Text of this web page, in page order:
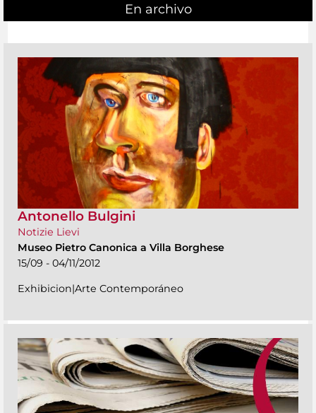
En archivo
Antonello Bulgini
Notizie Lievi
Museo Pietro Canonica a Villa Borghese
15/09 - 04/11/2012
Exhibicion|Arte Contemporáneo